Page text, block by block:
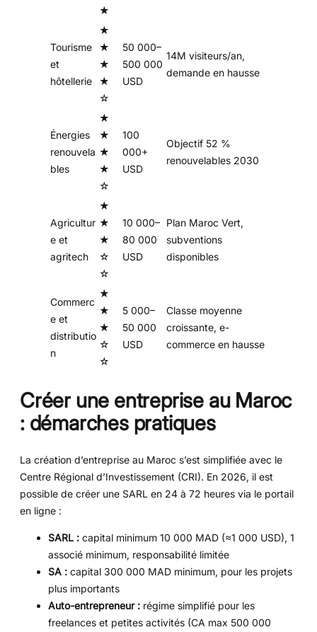
★
Tourisme
et
hôtellerie
★
★
★
★
☆
50 000–
500 000
USD
14M visiteurs/an,
demande en hausse
Énergies
renouvela
bles
★
★
★
★
☆
100
000+
USD
Objectif 52 %
renouvelables 2030
Agricultur
e et
agritech
★
★
★
☆
☆
10 000–
80 000
USD
Plan Maroc Vert,
subventions
disponibles
Commerc
e et
distributio
n
★
★
★
☆
☆
5 000–
50 000
USD
Classe moyenne
croissante, e-
commerce en hausse
Créer une entreprise au Maroc
: démarches pratiques
La création d’entreprise au Maroc s’est simplifiée avec le
Centre Régional d’Investissement (CRI). En 2026, il est
possible de créer une SARL en 24 à 72 heures via le portail
en ligne :
SARL : capital minimum 10 000 MAD (≈1 000 USD), 1
associé minimum, responsabilité limitée
SA : capital 300 000 MAD minimum, pour les projets
plus importants
Auto-entrepreneur : régime simplifié pour les
freelances et petites activités (CA max 500 000